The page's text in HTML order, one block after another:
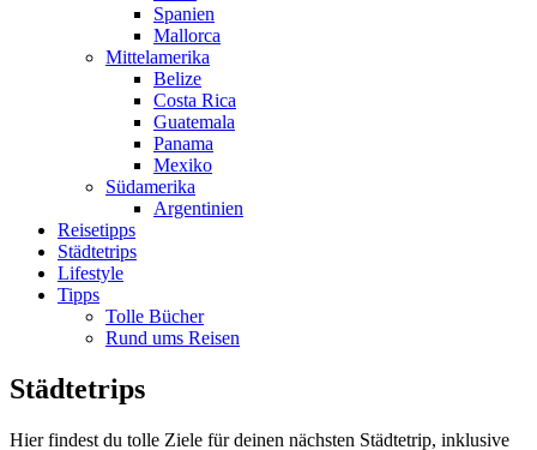
Spanien
Mallorca
Mittelamerika
Belize
Costa Rica
Guatemala
Panama
Mexiko
Südamerika
Argentinien
Reisetipps
Städtetrips
Lifestyle
Tipps
Tolle Bücher
Rund ums Reisen
Städtetrips
Hier findest du tolle Ziele für deinen nächsten Städtetrip, inklusive